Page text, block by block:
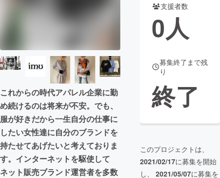
CAMPFIRE for Social Good
CAMPFIRE Creation
コミュニティ
これからの時代アパレル企業に勤
め続けるのは将来が不安。でも、
服が好きだから一生自分の仕事に
したい女性達に自分のブランドを
持たせてあげたいと考えておりま
す。インターネットを駆使して
ネット販売ブランド運営者を多数
支援者数
0人
募集終了まで残
り
終了
このプロジェクトは、
2021/02/17に募集を開始
し、 2021/05/07に募集を